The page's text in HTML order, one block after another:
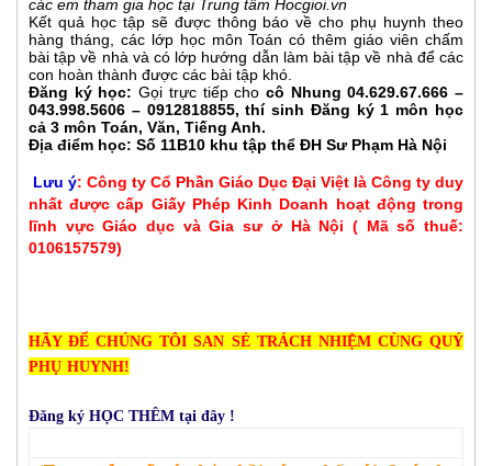
các em tham gia học tại Trung tâm Hocgioi.vn
Kết quả học tập sẽ được thông báo về cho phụ huynh theo
hàng tháng, các lớp học môn Toán có thêm giáo viên chấm
bài tập về nhà và có lớp hướng dẫn làm bài tập về nhà để các
con hoàn thành được các bài tập khó.
Đăng ký học: Gọi trực tiếp cho cô Nhung 04.629.67.666 –
043.998.5606 – 0912818855, thí sinh Đăng ký 1 môn học
cả 3 môn Toán, Văn, Tiếng Anh.
Địa điểm học: Số 11B10 khu tập thể ĐH Sư Phạm Hà Nội
Lưu ý: Công ty Cổ Phần Giáo Dục Đại Việt là Công ty duy
nhất được cấp Giấy Phép Kinh Doanh hoạt động trong
lĩnh vực Giáo dục và Gia sư ở Hà Nội ( Mã số thuế:
0106157579)
HÃY ĐỂ CHÚNG TÔI SAN SẺ TRÁCH NHIỆM CÙNG QUÝ
PHỤ HUYNH!
Đăng ký HỌC THÊM tại đây !